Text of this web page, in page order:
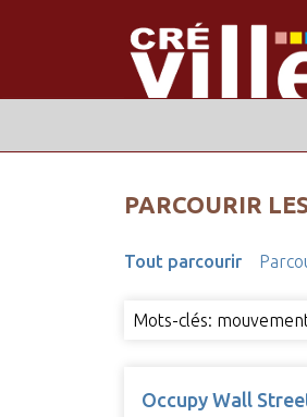
PARCOURIR
Tout parcourir
Mots-clés:
Occupy Wall